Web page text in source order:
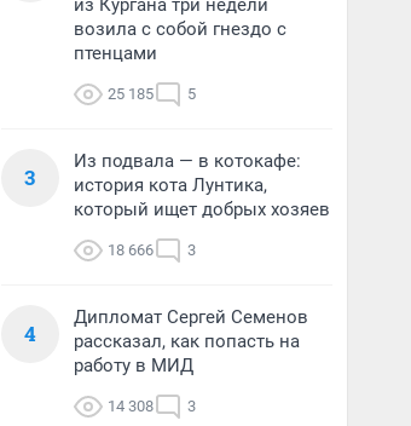
из Кургана три недели
возила с собой гнездо с
птенцами
25 185 5
3
Из подвала — в котокафе:
история кота Лунтика,
который ищет добрых хозяев
18 666 3
4
Дипломат Сергей Семенов
рассказал, как попасть на
работу в МИД
14 308 3